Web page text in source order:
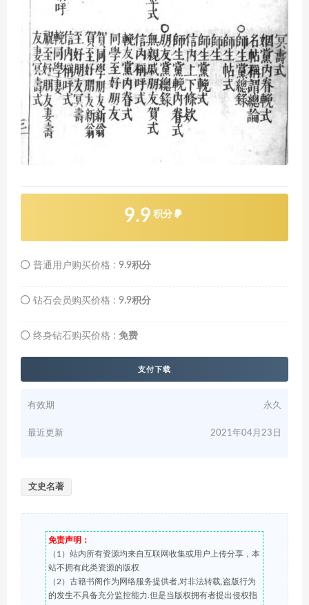
9.9 积分
普通用户购买价格 : 9.9积分
钻石会员购买价格 : 9.9积分
终身钻石购买价格 : 免费
支付下载
有效期 永久
最近更新 2021年04月23日
文史名著
免责声明：
（1）站内所有资源均来自互联网收集或用户上传分享，本
站不拥有此类资源的版权
（2）古籍书阁作为网络服务提供者,对非法转载,盗版行为
的发生不具备充分监控能力.但是当版权拥有者提出侵权指